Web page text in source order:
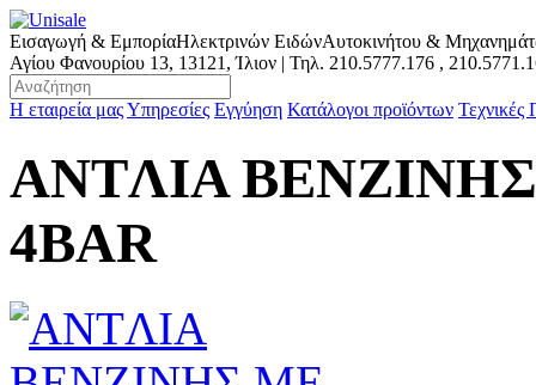
Εισαγωγή & ΕμπορίαΗλεκτρινών ΕιδώνΑυτοκινήτου &
Αγίου Φανουρίου 13, 13121, Ίλιον | Τηλ. 210.5777.176 ,
Η εταιρεία μαςΥπηρεσίες Εγγύηση Κατάλογοι προϊόντων Τεχνικές
ANTΛΙΑ
4ΒΑR